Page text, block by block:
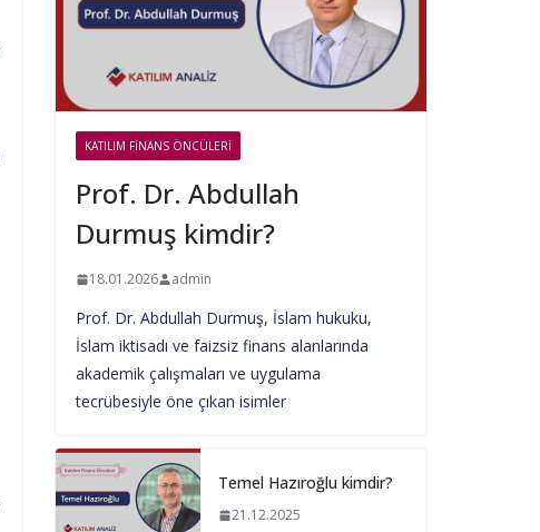
KATILIM FINANS ÖNCÜLERI
Prof. Dr. Abdullah
Durmuş kimdir?
18.01.2026 admin
Prof. Dr. Abdullah Durmuş, İslam hukuku,
İslam iktisadı ve faizsiz finans alanlarında
akademik çalışmaları ve uygulama
tecrübesiyle öne çıkan isimler
Temel Hazıroğlu kimdir?
21.12.2025